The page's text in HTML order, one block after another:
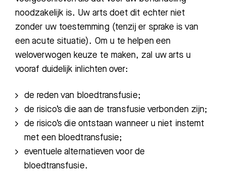
noodzakelijk is. Uw arts doet dit echter niet
zonder uw toestemming (tenzij er sprake is van
een acute situatie). Om u te helpen een
weloverwogen keuze te maken, zal uw arts u
vooraf duidelijk inlichten over:
de reden van bloedtransfusie;
de risico’s die aan de transfusie verbonden zijn;
de risico’s die ontstaan wanneer u niet instemt
met een bloedtransfusie;
eventuele alternatieven voor de
bloedtransfusie.